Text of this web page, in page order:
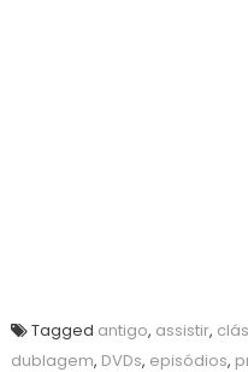
Tagged antigo, assistir,
dublagem, DVDs, episódios,